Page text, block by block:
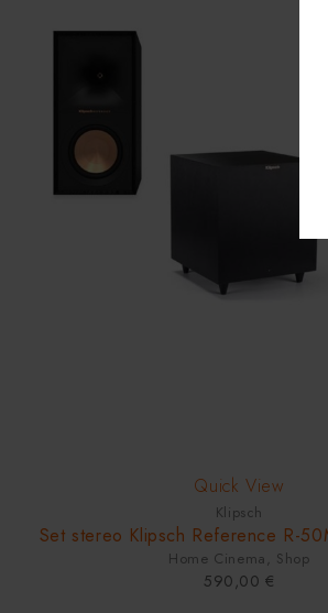
Quick View
Klipsch
Set stereo Klipsch Reference R-
Home Cinema Shop
590,00€